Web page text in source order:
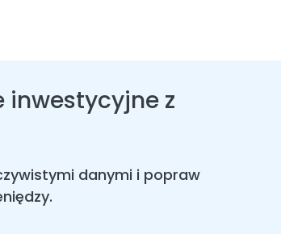
inwestycyjne z
danymi i popraw